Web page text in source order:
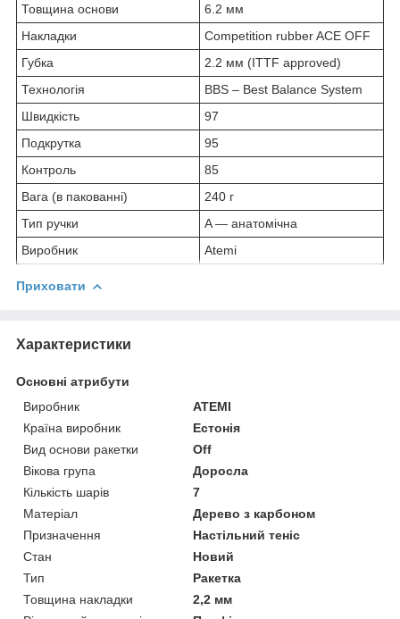
Товщина основи
6.2 мм
Накладки
Competition rubber ACE OFF
Губка
2.2 мм (ITTF approved)
Технологія
BBS – Best Balance System
Швидкість
97
Подкрутка
95
Контроль
85
Вага (в пакованні)
240 г
Тип ручки
A — анатомічна
Виробник
Atemi
Приховати
Характеристики
Основні атрибути
Виробник
ATEMI
Країна виробник
Естонія
Вид основи ракетки
Off
Вікова група
Доросла
Кількість шарів
7
Матеріал
Дерево з карбоном
Призначення
Настільний теніс
Стан
Новий
Тип
Ракетка
Товщина накладки
2,2 мм